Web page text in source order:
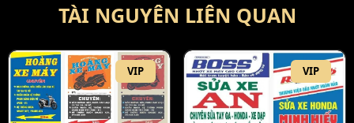
TÀI NGUYÊN LIÊN QUAN
VIP VIP